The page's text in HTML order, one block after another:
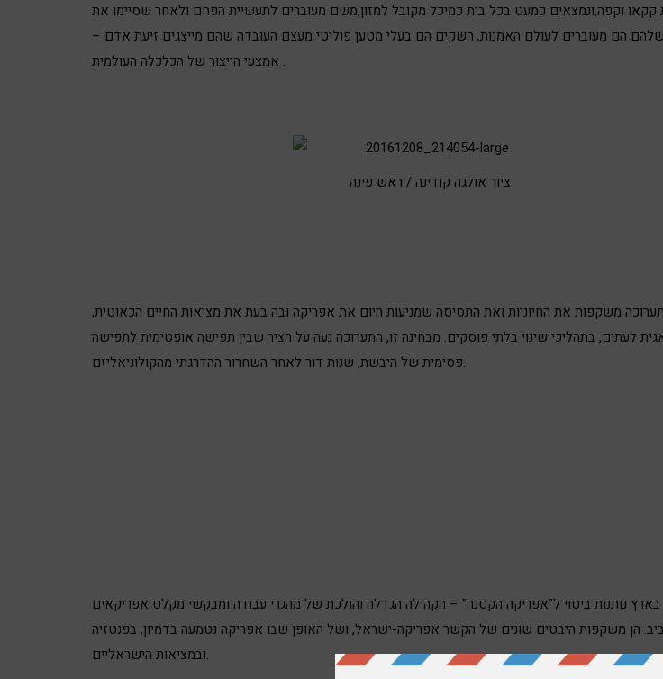
וקפה,ונמצאים כמעט בכל בית כמיכל מקובל למזון,משם מעוברים לתעשיית הפחם ולאחר שסיימו את
שלהם הם מעוברים לעולם האמנות, השקים הם בעלי מטען פוליטי מעצם העובדה שהם מייצגים זיעת אדם –
אמצעי הייצור של הכלכלה העולמית .
ציור אולגה קודינה / ראש פינה
משקפות את החיוניות ואת התסיסה שמניעות היום את אפריקה ובה בעת את מציאות החיים הכאוטית,
לעתים, בתהליכי שינוי בלתי פוסקים. מבחינה זו, התערוכה נעה על הציר שבין תפישה אופטימית לתפישה
פסימית של היבשת, שנות דור לאחר השחרור ההדרגתי מהקולוניאליזם.
בארץ נותנות ביטוי ל”אפריקה הקטנה” – הקהילה הגדלה והולכת של מהגרי עבודה ומבקשי מקלט אפריקאים
הן משקפות היבטים שונים של הקשר אפריקה-ישראל, ושל האופן שבו אפריקה נטמעה בדמיון, בפנטזיה
ובמציאות הישראליים.